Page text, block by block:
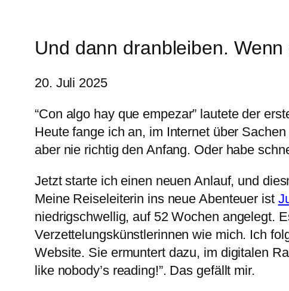
Und dann dranbleiben. Wenn
20. Juli 2025
“Con algo hay que empezar” lautete der
Heute fange ich an, im Internet über
aber nie richtig den Anfang. Oder habe
Jetzt starte ich einen neuen Anlauf, und
Meine Reiseleiterin ins neue Abenteuer ist
niedrigschwellig, auf 52 Wochen angelegt.
Verzettelungskünstlerinnen wie mich. Ich
Website. Sie ermuntert dazu, im digitalen
like nobody’s reading!”. Das gefällt mir.